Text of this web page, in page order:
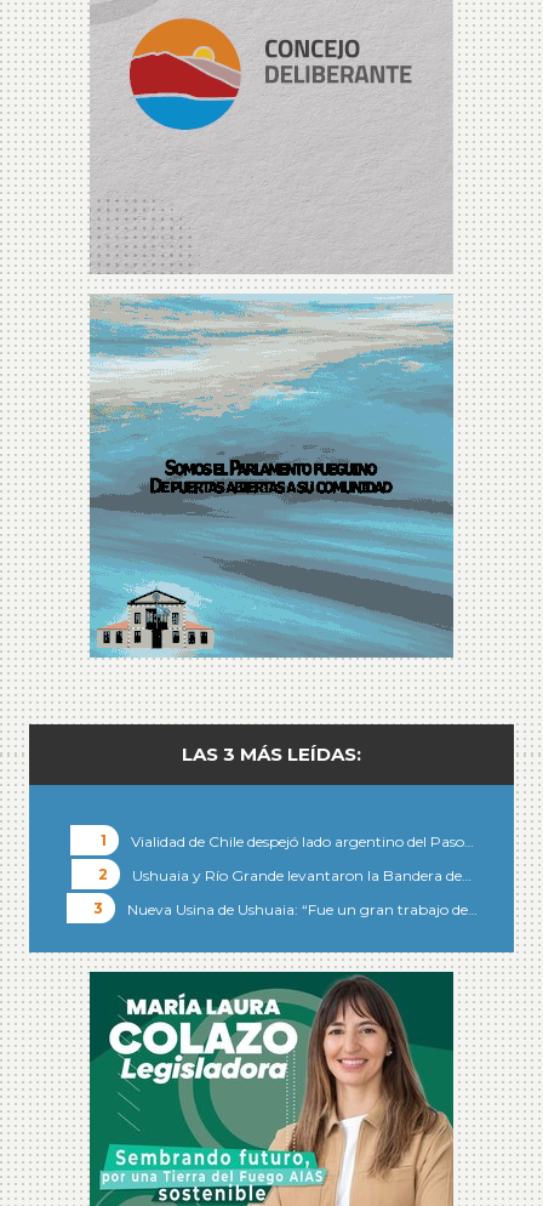
LAS 3 MÁS LEÍDAS:
Vialidad de Chile despejó lado argentino del Paso…
Ushuaia y Río Grande levantaron la Bandera de…
Nueva Usina de Ushuaia: “Fue un gran trabajo de…